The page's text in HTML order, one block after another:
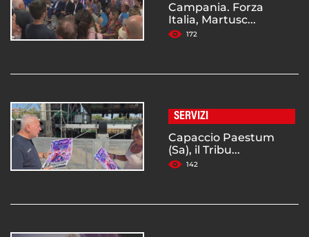
Campania. Forza
Italia, Martusc...
172
SERVIZI
Capaccio Paestum
(Sa), il Tribu...
142